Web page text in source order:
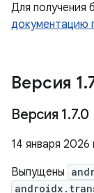
Для получения
документацию
Версия 1.
Версия 1.7.0
14 января 2026
Выпущены